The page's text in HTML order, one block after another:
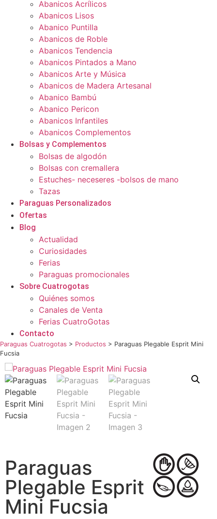
Abanicos Acrílicos
Abanicos Lisos
Abanico Puntilla
Abanicos de Roble
Abanicos Tendencia
Abanicos Pintados a Mano
Abanicos Arte y Música
Abanicos de Madera Artesanal
Abanico Bambú
Abanico Pericon
Abanicos Infantiles
Abanicos Complementos
Bolsas y Complementos
Bolsas de algodón
Bolsas con cremallera
Estuches- neceseres -bolsos de mano
Tazas
Paraguas Personalizados
Ofertas
Blog
Actualidad
Curiosidades
Ferias
Paraguas promocionales
Sobre Cuatrogotas
Quiénes somos
Canales de Venta
Ferias CuatroGotas
Contacto
Paraguas Cuatrogotas > Productos > Paraguas Plegable Esprit Mini
Fucsia
Paraguas
Plegable Esprit
Mini Fucsia